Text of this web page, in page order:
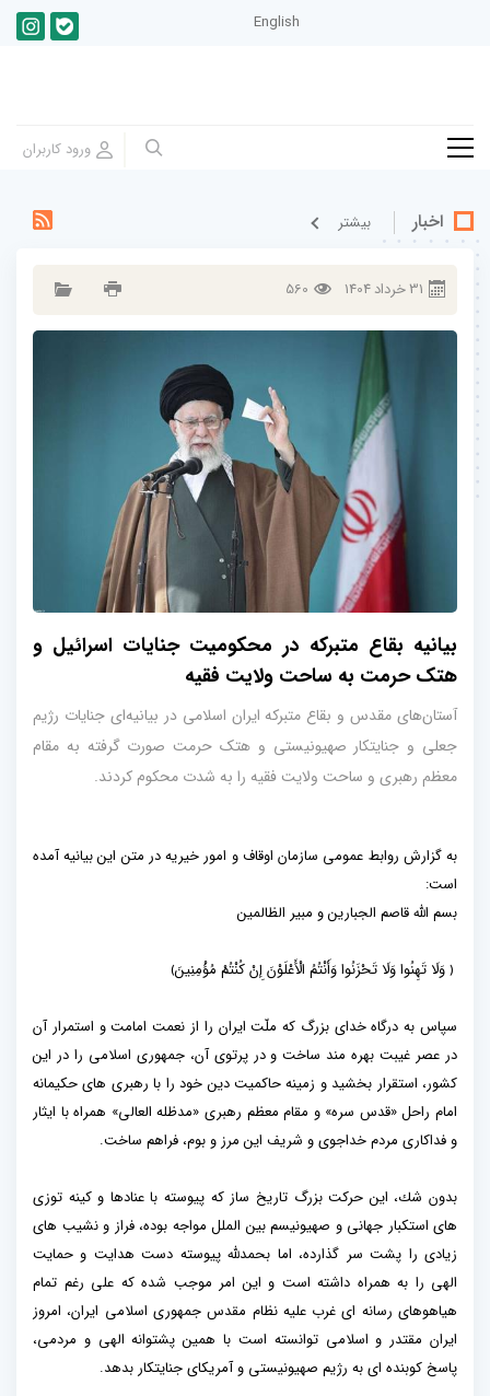
English
اخبار بيشتر
31خرداد1404
560
بیانیه بقاع متبرکه در محکومیت جنایات اسرائیل و
هتک حرمت به ساحت ولایت فقیه
آستان‌های مقدس و بقاع متبرکه ایران اسلامی در بیانیه‌ای جنایات رژیم
جعلی و جنایتکار صهیونیستی و هتک حرمت صورت گرفته به مقام
معظم رهبری و ساحت ولایت فقیه را به شدت محکوم کردند.
به گزارش روابط عمومی سازمان اوقاف و امور خیریه در متن این بیانیه آمده
است:
بسم الله قاصم الجبارین و مبیر الظالمین
﴿ وَلَا تَهِنُوا وَلَا تَحْزَنُوا وَأَنْتُمُ الْأَعْلَوْنَ إِنْ كُنْتُمْ مُؤْمِنِينَ﴾
سپاس به درگاه خداى بزرگ كه ملّت ايران را از نعمت امامت و استمرار آن
در عصر غيبت بهره‏ مند ساخت و در پرتوى آن، جمهورى اسلامى را در اين
كشور، استقرار بخشيد و زمينه حاكميت دين خود را با رهبرى ‏هاى حکیمانه
امام راحل «قدس‏ سره» و مقام معظم رهبری «مدظله العالی» همراه با ايثار
و فداكارى مردم خداجوى و شريف اين مرز و بوم، فراهم ساخت.
بدون شك، اين حركت بزرگ تاريخ‏ ساز كه پيوسته با عنادها و كينه توزى
هاى استكبار جهانى و صهيونيسم بين الملل مواجه بوده، فراز و نشيب ‏هاى
زيادى را پشت سر گذارده، اما بحمدلله پيوسته دست هدايت و حمايت
الهى را به همراه داشته است و این امر موجب شده که علی رغم تمام
هیاهوهای رسانه ای غرب علیه نظام مقدس جمهوری اسلامی ایران، امروز
ایران مقتدر و اسلامی توانسته است با همین پشتوانه الهی و مردمی،
پاسخ کوبنده ای به رژیم صهیونیستی و آمریکای جنایتکار بدهد.